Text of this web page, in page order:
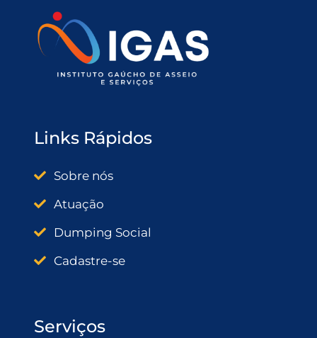
Links Rápidos
Sobre nós
Atuação
Dumping Social
Cadastre-se
Serviços